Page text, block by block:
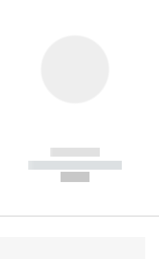
------------
----------- -----------